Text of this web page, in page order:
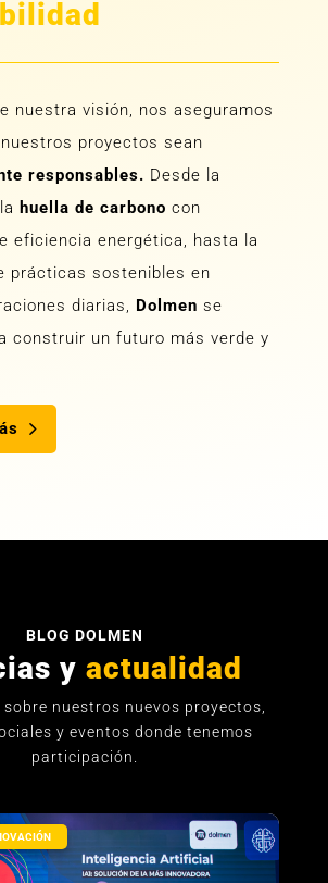
nuestra visión, nos aseguramos
proyectos sean
responsables. Desde la
huella de carbono con
eficiencia energética, hasta la
prácticas sostenibles en
diarias, Dolmen se
construir un futuro más verde y
BLOG DOLMEN
y actualidad
sobre nuestros nuevos proyectos,
y eventos donde tenemos
participación.